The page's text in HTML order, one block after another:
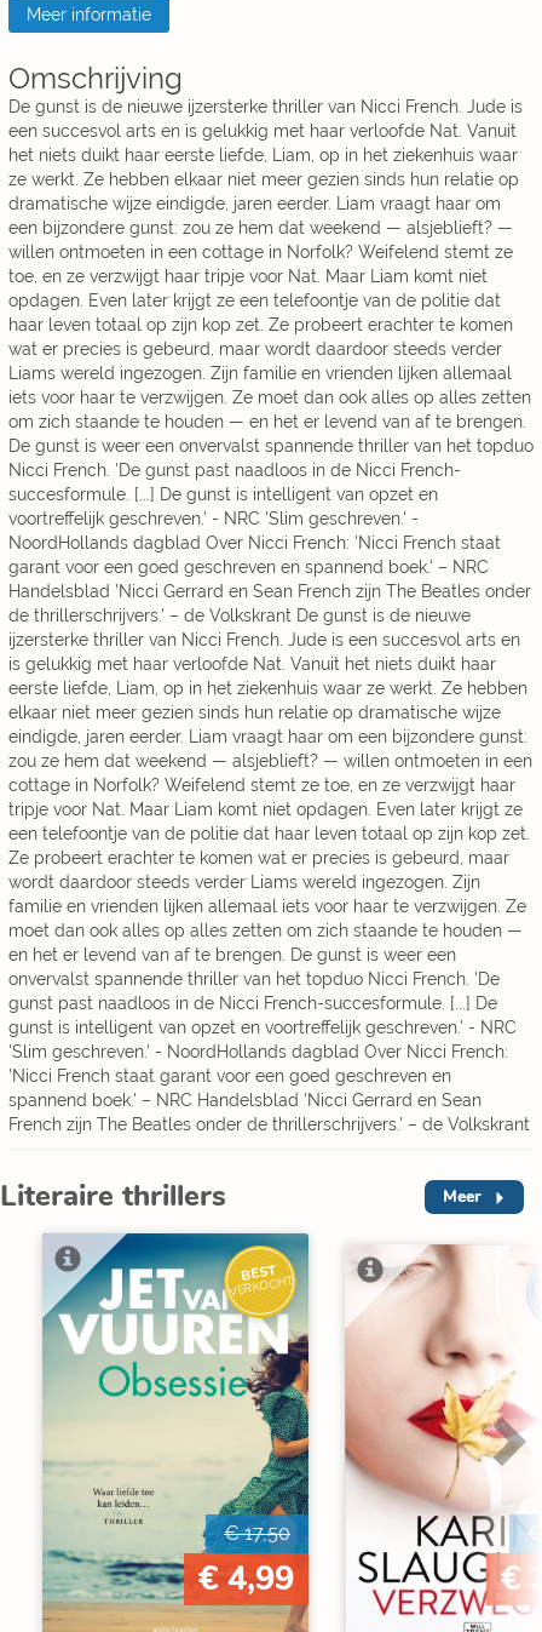
Meer informatie
Omschrijving
De gunst is de nieuwe ijzersterke thriller van Nicci French. Jude is
een succesvol arts en is gelukkig met haar verloofde Nat. Vanuit
het niets duikt haar eerste liefde, Liam, op in het ziekenhuis waar
ze werkt. Ze hebben elkaar niet meer gezien sinds hun relatie op
dramatische wijze eindigde, jaren eerder. Liam vraagt haar om
een bijzondere gunst: zou ze hem dat weekend — alsjeblieft? —
willen ontmoeten in een cottage in Norfolk? Weifelend stemt ze
toe, en ze verzwijgt haar tripje voor Nat. Maar Liam komt niet
opdagen. Even later krijgt ze een telefoontje van de politie dat
haar leven totaal op zijn kop zet. Ze probeert erachter te komen
wat er precies is gebeurd, maar wordt daardoor steeds verder
Liams wereld ingezogen. Zijn familie en vrienden lijken allemaal
iets voor haar te verzwijgen. Ze moet dan ook alles op alles zetten
om zich staande te houden — en het er levend van af te brengen.
De gunst is weer een onvervalst spannende thriller van het topduo
Nicci French. 'De gunst past naadloos in de Nicci French-
succesformule. [...] De gunst is intelligent van opzet en
voortreffelijk geschreven.' - NRC 'Slim geschreven.' -
NoordHollands dagblad Over Nicci French: 'Nicci French staat
garant voor een goed geschreven en spannend boek.' – NRC
Handelsblad 'Nicci Gerrard en Sean French zijn The Beatles onder
de thrillerschrijvers.' – de Volkskrant De gunst is de nieuwe
ijzersterke thriller van Nicci French. Jude is een succesvol arts en
is gelukkig met haar verloofde Nat. Vanuit het niets duikt haar
eerste liefde, Liam, op in het ziekenhuis waar ze werkt. Ze hebben
elkaar niet meer gezien sinds hun relatie op dramatische wijze
eindigde, jaren eerder. Liam vraagt haar om een bijzondere gunst:
zou ze hem dat weekend — alsjeblieft? — willen ontmoeten in een
cottage in Norfolk? Weifelend stemt ze toe, en ze verzwijgt haar
tripje voor Nat. Maar Liam komt niet opdagen. Even later krijgt ze
een telefoontje van de politie dat haar leven totaal op zijn kop zet.
Ze probeert erachter te komen wat er precies is gebeurd, maar
wordt daardoor steeds verder Liams wereld ingezogen. Zijn
familie en vrienden lijken allemaal iets voor haar te verzwijgen. Ze
moet dan ook alles op alles zetten om zich staande te houden —
en het er levend van af te brengen. De gunst is weer een
onvervalst spannende thriller van het topduo Nicci French. 'De
gunst past naadloos in de Nicci French-succesformule. [...] De
gunst is intelligent van opzet en voortreffelijk geschreven.' - NRC
'Slim geschreven.' - NoordHollands dagblad Over Nicci French:
'Nicci French staat garant voor een goed geschreven en
spannend boek.' – NRC Handelsblad 'Nicci Gerrard en Sean
French zijn The Beatles onder de thrillerschrijvers.' – de Volkskrant
Literaire thrillers Meer
BEST
VERKOCHT
€ 17,50
€ 4,99 €